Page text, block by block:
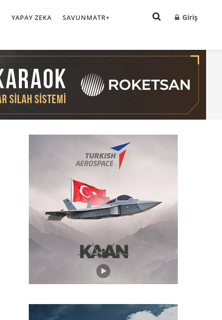
YAPAY ZEKA SAVUNMATR+ Giriş